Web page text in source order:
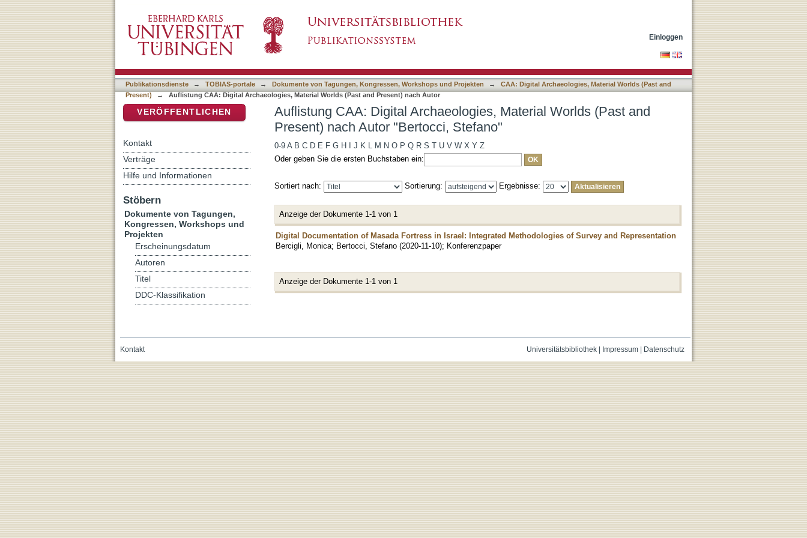
Stefano"
Einloggen
Publikationsdienste → TOBIAS-portale → Dokumente von Tagungen, Kongressen, Workshops und Projekten →
CAA: Digital Archaeologies, Material Worlds (Past and
Present)
→ Auflistung CAA: Digital Archaeologies, Material Worlds (Past and Present) nach Autor
Auflistung CAA: Digital Archaeologies, Material Worlds (Past and
Present) nach Autor "Bertocci, Stefano"
0-9 A B C D E F G H J K L M N O P Q R S T U V W X Y Z
Oder geben Sie die ersten Buchstaben ein:
Sortiert nach: Sortierung: Ergebnisse:
Anzeige der Dokumente 1-1 von 1
Digital Documentation of Masada Fortress in Israel: Integrated Methodologies of Survey and Representation
Bercigli, Monica; Bertocci, Stefano (2020-11-10); Konferenzpaper
Anzeige der Dokumente 1-1 von 1
VERÖFFENTLICHEN
Kontakt
Verträge
Hilfe und Informationen
Stöbern
Dokumente von Tagungen,
Kongressen, Workshops und
Projekten
Erscheinungsdatum
Autoren
Titel
DDC-Klassifikation
Universitätsbibliothek| Impressum| Datenschutz
Kontakt